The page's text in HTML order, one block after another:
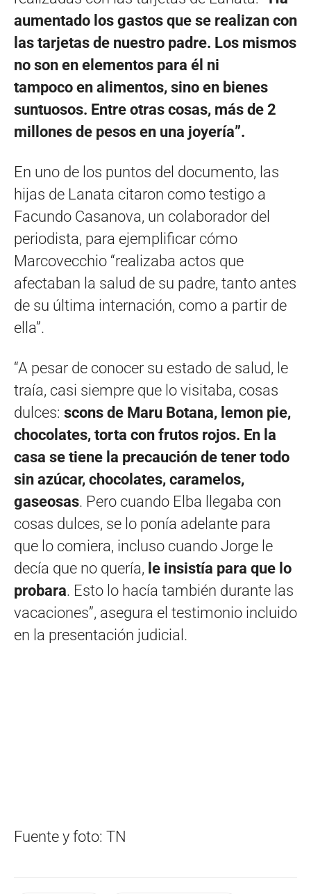
aumentado los gastos que se realizan con
las tarjetas de nuestro padre. Los mismos
no son en elementos para él ni
tampoco en alimentos, sino en bienes
suntuosos. Entre otras cosas, más de 2
millones de pesos en una joyería”.
En uno de los puntos del documento, las
hijas de Lanata citaron como testigo a
Facundo Casanova, un colaborador del
periodista, para ejemplificar cómo
Marcovecchio “realizaba actos que
afectaban la salud de su padre, tanto antes
de su última internación, como a partir de
ella”.
“A pesar de conocer su estado de salud, le
traía, casi siempre que lo visitaba, cosas
dulces: scons de Maru Botana, lemon pie,
chocolates, torta con frutos rojos. En la
casa se tiene la precaución de tener todo
sin azúcar, chocolates, caramelos,
gaseosas. Pero cuando Elba llegaba con
cosas dulces, se lo ponía adelante para
que lo comiera, incluso cuando Jorge le
decía que no quería, le insistía para que lo
probara. Esto lo hacía también durante las
vacaciones”, asegura el testimonio incluido
en la presentación judicial.
Fuente y foto: TN